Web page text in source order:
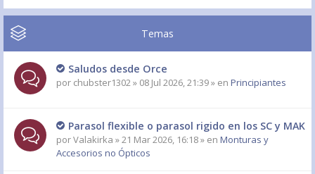
Temas
Saludos desde Orce
por chubster1302» 08 Jul 2026, 21:39 » en Principiantes
Parasol flexible o parasol rigido en los SC y MAK
porValakirka » 21 Mar 2026, 16:18 » en Monturas y
Accesorios no Ópticos